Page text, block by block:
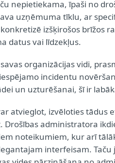
nepietiekama, īpaši no
uzņēmuma tīklu, ar
izšķirošos brīžos
datus vai līdzekļus.
organizācijas vidi,
incidentu
un uzturēšanai, šī ir
atvieglot, izvēloties
Drošības administratora
noteikumiem, kur arī
interfeisam.